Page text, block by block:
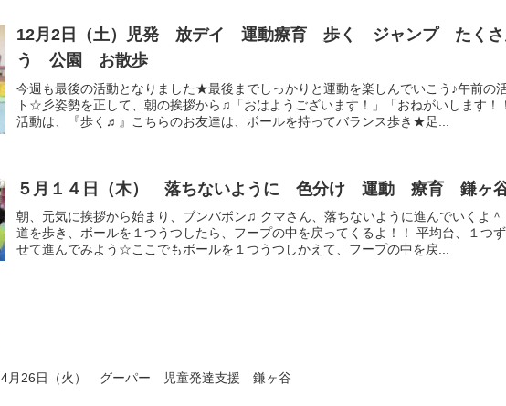
12月2日（土）児発 放デイ 運動療育 歩く ジャンプ たくさ
う 公園 お散歩
今週も最後の活動となりました★最後までしっかりと運動を楽しんでいこう♪午前の
ト☆彡姿勢を正して、朝の挨拶から♫「おはようございます！」「おねがいします！
活動は、『歩く♬』こちらのお友達は、ボールを持ってバランス歩き★足...
５月１４日（木） 落ちないように 色分け 運動 療育 鎌ヶ
朝、元気に挨拶から始まり、ブンバボン♫ クマさん、落ちないように進んでいくよ
道を歩き、ボールを１つうつしたら、フープの中を戻ってくるよ！！ 平均台、１つ
せて進んでみよう☆ここでもボールを１つうつしかえて、フープの中を戻...
4月26日（火） グーパー 児童発達支援 鎌ヶ谷